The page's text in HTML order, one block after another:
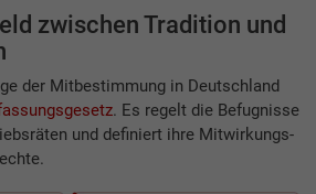
zwischen Tradition und
der Mitbestimmung in Deutschland
. Es regelt die Befugnisse
und definiert ihre Mitwirkungs-